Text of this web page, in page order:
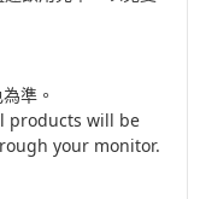
準。
products will be
your monitor.